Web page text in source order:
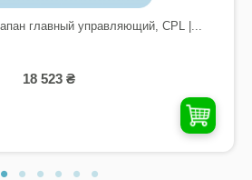
главный управляющий, CPL |...
18 523 ₴